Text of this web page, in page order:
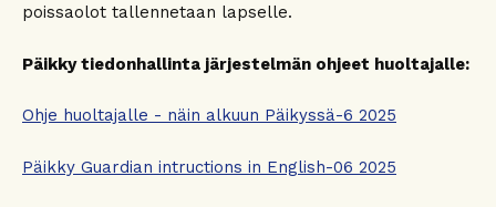
poissaolot tallennetaan lapselle.
Päikky tiedonhallinta järjestelmän ohjeet huoltajalle:
Ohje huoltajalle - näin alkuun Päikyssä-6 2025
Päikky Guardian intructions in English-06 2025